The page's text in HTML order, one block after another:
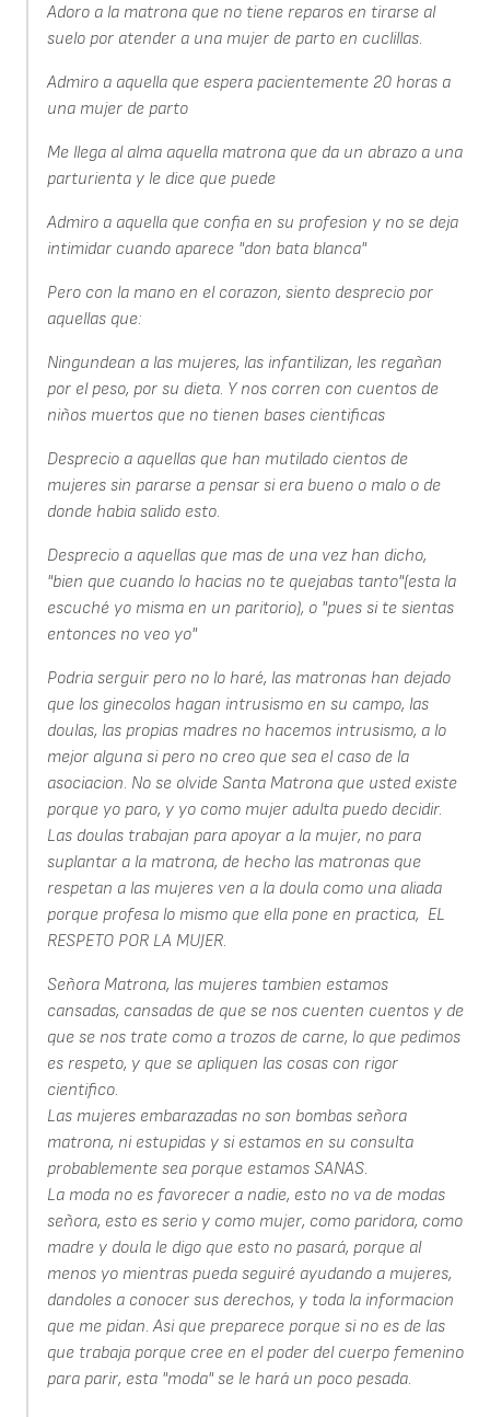
Adoro a la matrona que no tiene reparos en tirarse al
suelo por atender a una mujer de parto en cuclillas.
Admiro a aquella que espera pacientemente 20 horas a
una mujer de parto
Me llega al alma aquella matrona que da un abrazo a una
parturienta y le dice que puede
Admiro a aquella que confia en su profesion y no se deja
intimidar cuando aparece "don bata blanca"
Pero con la mano en el corazon, siento desprecio por
aquellas que:
Ningundean a las mujeres, las infantilizan, les regañan
por el peso, por su dieta. Y nos corren con cuentos de
niños muertos que no tienen bases cientificas
Desprecio a aquellas que han mutilado cientos de
mujeres sin pararse a pensar si era bueno o malo o de
donde habia salido esto.
Desprecio a aquellas que mas de una vez han dicho,
"bien que cuando lo hacias no te quejabas tanto"(esta la
escuché yo misma en un paritorio), o "pues si te sientas
entonces no veo yo"
Podria serguir pero no lo haré, las matronas han dejado
que los ginecolos hagan intrusismo en su campo, las
doulas, las propias madres no hacemos intrusismo, a lo
mejor alguna si pero no creo que sea el caso de la
asociacion. No se olvide Santa Matrona que usted existe
porque yo paro, y yo como mujer adulta puedo decidir.
Las doulas trabajan para apoyar a la mujer, no para
suplantar a la matrona, de hecho las matronas que
respetan a las mujeres ven a la doula como una aliada
porque profesa lo mismo que ella pone en practica, EL
RESPETO POR LA MUJER.
Señora Matrona, las mujeres tambien estamos
cansadas, cansadas de que se nos cuenten cuentos y de
que se nos trate como a trozos de carne, lo que pedimos
es respeto, y que se apliquen las cosas con rigor
cientifico.
Las mujeres embarazadas no son bombas señora
matrona, ni estupidas y si estamos en su consulta
probablemente sea porque estamos SANAS.
La moda no es favorecer a nadie, esto no va de modas
señora, esto es serio y como mujer, como paridora, como
madre y doula le digo que esto no pasará, porque al
menos yo mientras pueda seguiré ayudando a mujeres,
dandoles a conocer sus derechos, y toda la informacion
que me pidan. Asi que preparece porque si no es de las
que trabaja porque cree en el poder del cuerpo femenino
para parir, esta "moda" se le hará un poco pesada.